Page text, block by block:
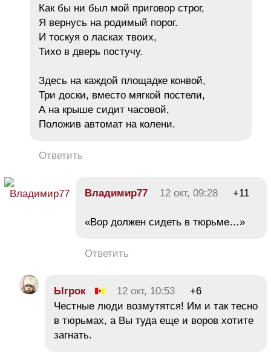
Как бы ни был мой приговор строг,
Я вернусь на родимый порог.
И тоскуя о ласках твоих,
Тихо в дверь постучу.
Здесь на каждой площадке конвой,
Три доски, вместо мягкой постели,
А на крыше сидит часовой,
Положив автомат на колени.
Ответить
Владимир77 12 окт, 09:28 +11
«Вор должен сидеть в тюрьме…»
Ответить
Ыгрок 12 окт, 10:53
+6
Честные люди возмутятся! Им и так тесно
в тюрьмах, а Вы туда еще и воров хотите
загнать.